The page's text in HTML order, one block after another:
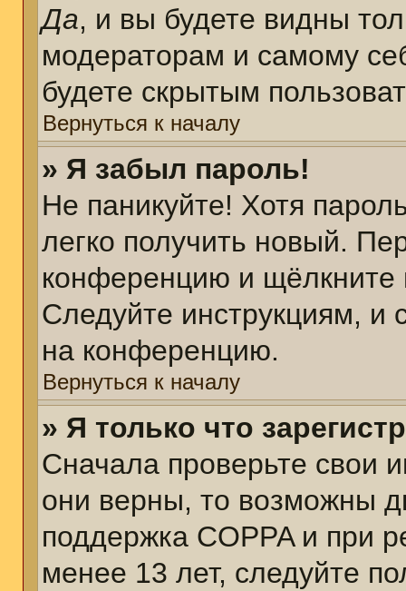
Да, и вы будете видны
модераторам и самому
будете скрытым
Вернуться к началу
» Я забыл пароль!
Не паникуйте! Хотя
легко получить новый.
конференцию и щёлкните
Следуйте инструкциям, и
на конференцию.
Вернуться к началу
» Я только что
Сначала проверьте свои
они верны, то возможны
поддержка COPPA и при
менее 13 лет, следуйте